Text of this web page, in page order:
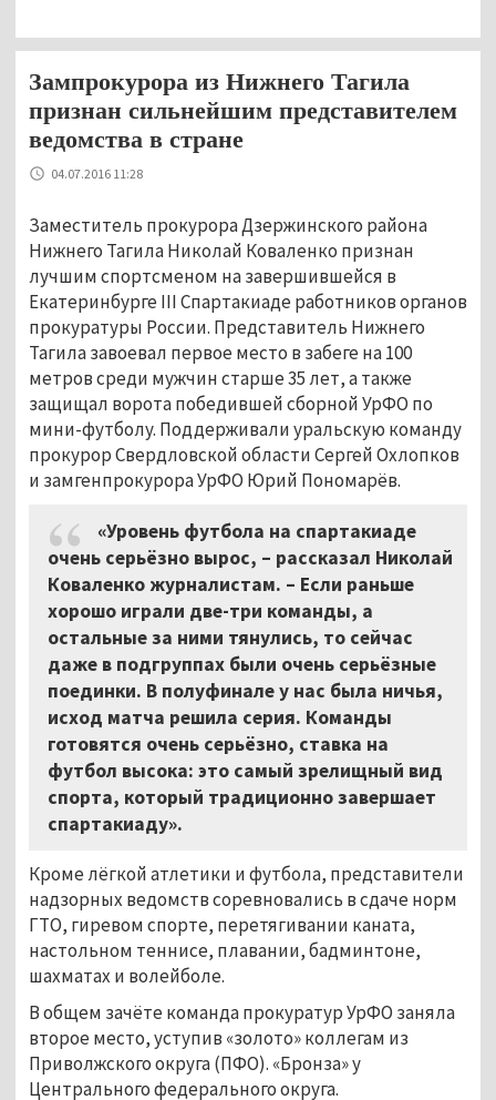
Зампрокурора из Нижнего Тагила
признан сильнейшим представителем
ведомства в стране
04.07.2016 11:28
Заместитель прокурора Дзержинского района
Нижнего Тагила Николай Коваленко признан
лучшим спортсменом на завершившейся в
Екатеринбурге III Спартакиаде работников органов
прокуратуры России. Представитель Нижнего
Тагила завоевал первое место в забеге на 100
метров среди мужчин старше 35 лет, а также
защищал ворота победившей сборной УрФО по
мини-футболу. Поддерживали уральскую команду
прокурор Свердловской области Сергей Охлопков
и замгенпрокурора УрФО Юрий Пономарёв.
«Уровень футбола на спартакиаде
очень серьёзно вырос, – рассказал Николай
Коваленко журналистам. – Если раньше
хорошо играли две-три команды, а
остальные за ними тянулись, то сейчас
даже в подгруппах были очень серьёзные
поединки. В полуфинале у нас была ничья,
исход матча решила серия. Команды
готовятся очень серьёзно, ставка на
футбол высока: это самый зрелищный вид
спорта, который традиционно завершает
спартакиаду».
Кроме лёгкой атлетики и футбола, представители
надзорных ведомств соревновались в сдаче норм
ГТО, гиревом спорте, перетягивании каната,
настольном теннисе, плавании, бадминтоне,
шахматах и волейболе.
В общем зачёте команда прокуратур УрФО заняла
второе место, уступив «золото» коллегам из
Приволжского округа (ПФО). «Бронза» у
Центрального федерального округа.